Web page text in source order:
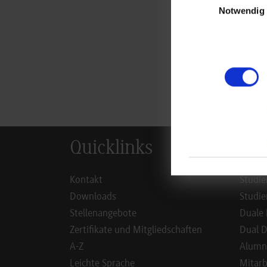
Notwendig
Studierende aus
der Patientinnen
anzustecken. Ein
Quicklinks
Kontakt
Downloads
Stellenangebote
Zertifikate und Mitgliedschaften
A-Z
Leichte Sprache
Duale
Dual